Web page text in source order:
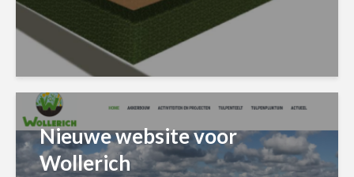
Nieuwe website voor
Wollerich